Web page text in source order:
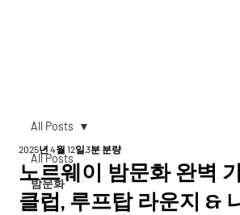
All Posts
밤문화
All Posts
노르웨이 밤문화 완벽
클럽, 루프탑 라운지 &
2025년 4월 12일3분 분량